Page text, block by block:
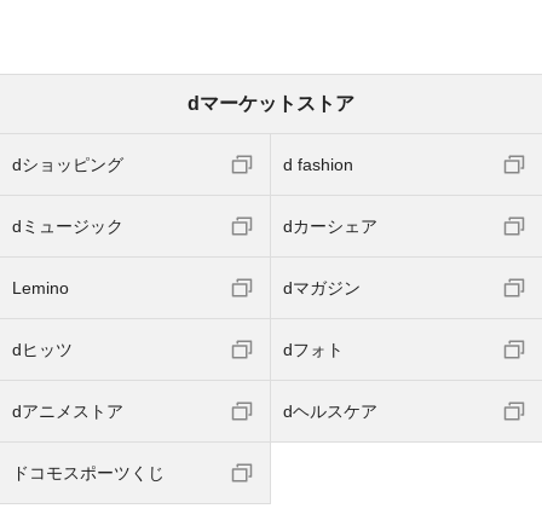
dマーケットストア
dショッピング d fashion
dミュージック dカーシェア
Lemino dマガジン
dヒッツ dフォト
dアニメストア dヘルスケア
ドコモスポーツくじ